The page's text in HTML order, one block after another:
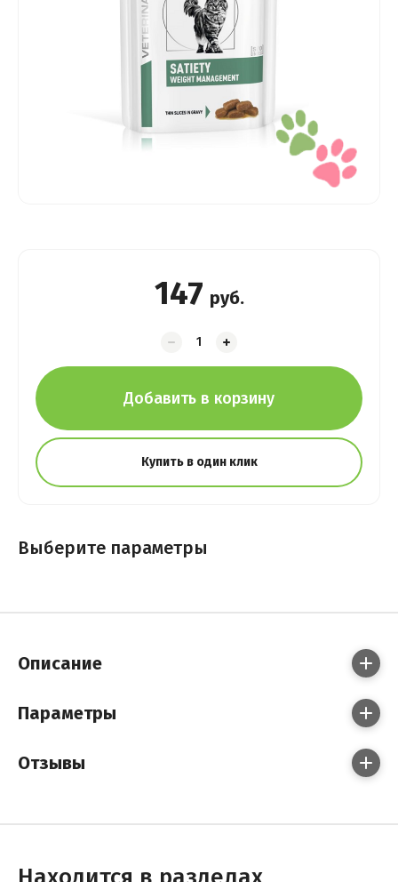
147 руб.
Добавить в корзину
Купить в один клик
Выберите параметры
Описание
Параметры
Отзывы